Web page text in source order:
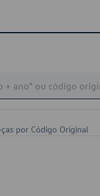
por Código Original